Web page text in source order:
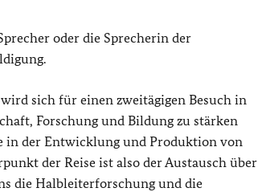
oder die Sprecherin der
sich für einen zweitägigen Besuch in
Forschung und Bildung zu stärken
in der Entwicklung und Produktion von
der Reise ist also der Austausch über
die Halbleiterforschung und die